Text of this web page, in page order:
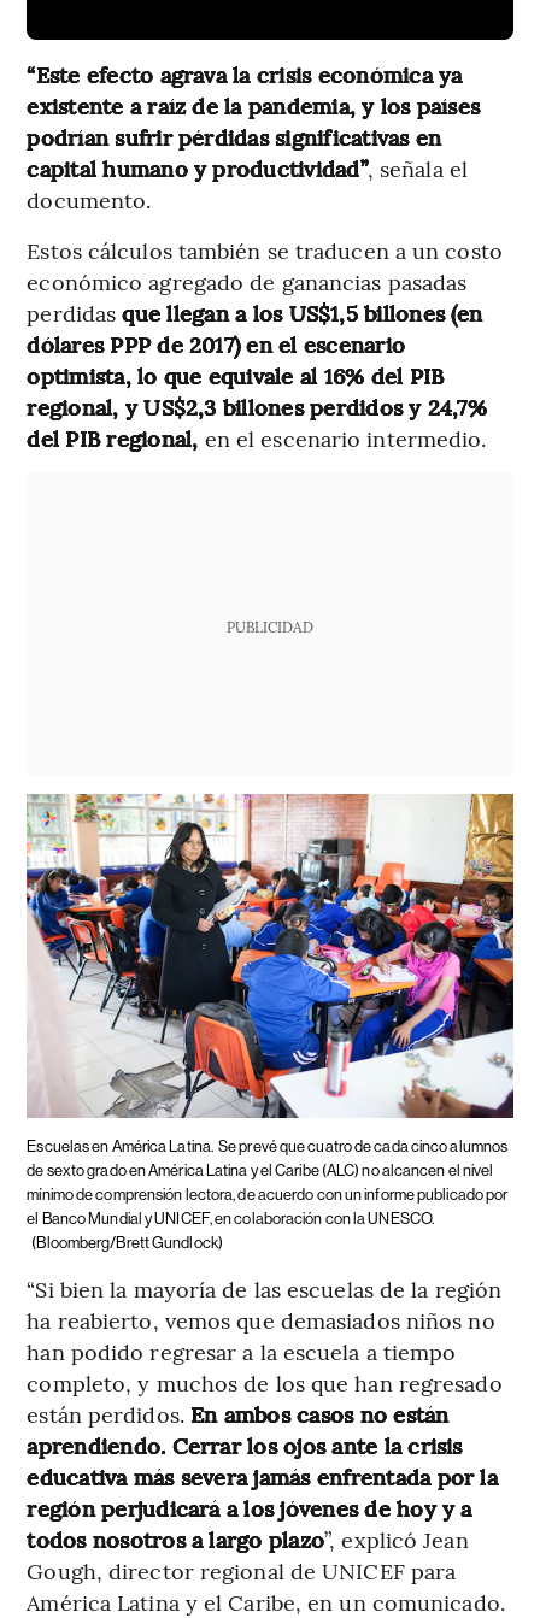
“Este efecto agrava la crisis económica ya
existente a raíz de la pandemia, y los países
podrían sufrir pérdidas significativas en
capital humano y productividad”, señala el
documento.
Estos cálculos también se traducen a un costo
económico agregado de ganancias pasadas
perdidas que llegan a los US$1,5 billones (en
dólares PPP de 2017) en el escenario
optimista, lo que equivale al 16% del PIB
regional, y US$2,3 billones perdidos y 24,7%
del PIB regional, en el escenario intermedio.
PUBLICIDAD
Escuelas en América Latina. Se prevé que cuatro de cada cinco alumnos
de sexto grado en América Latina y el Caribe (ALC) no alcancen el nivel
mínimo de comprensión lectora, de acuerdo con un informe publicado por
el Banco Mundial y UNICEF, en colaboración con la UNESCO.
(Bloomberg/Brett Gundlock)
“Si bien la mayoría de las escuelas de la región
ha reabierto, vemos que demasiados niños no
han podido regresar a la escuela a tiempo
completo, y muchos de los que han regresado
están perdidos. En ambos casos no están
aprendiendo. Cerrar los ojos ante la crisis
educativa más severa jamás enfrentada por la
región perjudicará a los jóvenes de hoy y a
todos nosotros a largo plazo”, explicó Jean
Gough, director regional de UNICEF para
América Latina y el Caribe, en un comunicado.